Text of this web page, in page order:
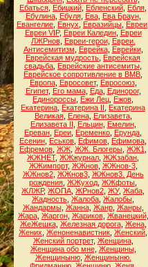
Ебаться Ебицкий Ебленский Ебля
Ебулина, Ебуля, Ева, Ева Браун,
Евангелие Евнух Евразийцы Евреи
Евреи VIP, Евреи Каледин, Евреи
ЛЖРнов, Евреи-герои, Евреи.
Антисемитизм
Еврейка, Еврейки,
Еврейская мудрость Еврейская
свадьба Еврейские антисемиты
Еврейское сопротивление в ВМВ
Европа, Евросовет, Евросоюз,
Египет, Его мама, Еда, Единорог,
Единороссы Ежи Лец Ежов
Екатерина Екатерина II
Екатерина
Великая, Елена, Елизавета,
Елизавета II
Ельцин, Емелин,
Ереван Ереи Еременко Ерунда
Есенин Еськов Ефимов Ефимова
Ефремов ЖЖ ЖЖ. Блогеры ЖЖ1
ЖЖНЕТ, ЖЖжурнал ЖЖзабан
ЖЖимпорт, ЖЖнов, ЖЖнов-3,
ЖЖнов2, ЖЖнов3, ЖЖнов3. День
рождения ЖЖуход ЖЖфоты
ЖЛЖР, ЖОПА ЖРнов2 ЖУ, Жаба
Жадность Жалоба Жалобы
Жандармы, Жанна, Жанр, Жанры,
Жара, Жаргон, Жариков, Жванецкий,
ЖеЖешка, Железная дорога, Жена,
Жених Женоненавистник Женский
Женский портрет, Женщина,
Женщина обо мне, Женщины,
Женщиныню, Женщиныню.